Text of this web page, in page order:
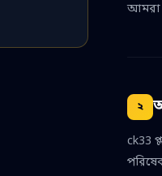
আমরা
২
ck33